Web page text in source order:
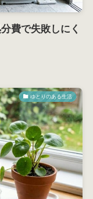
費で失敗しにく
ゆとりのある生活